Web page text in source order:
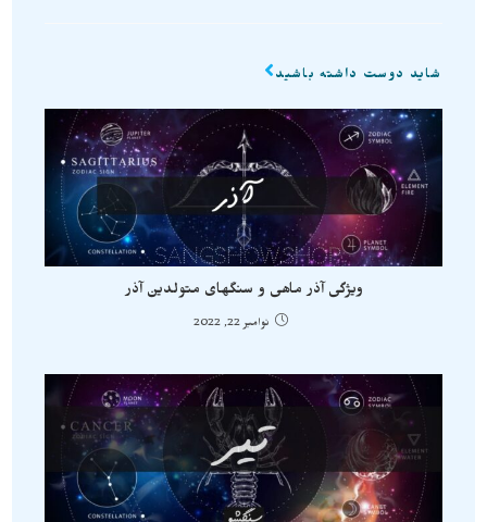
شاید دوست داشته باشید
ویژگی آذر ماهی و سنگهای متولدین آذر
نوامبر 22, 2022